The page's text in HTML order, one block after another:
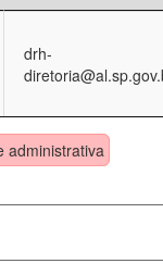
drh-
administrativa